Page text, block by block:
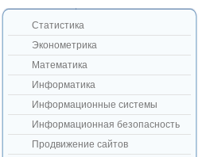
Статистика
Эконометрика
Математика
Информатика
Информационные системы
Информационная безопасность
Продвижение сайтов